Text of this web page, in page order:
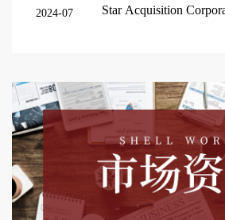
2024-07
Star Acquisition
发行价格为10美元。
共筹集了6000万美元
额配售权，募集资金